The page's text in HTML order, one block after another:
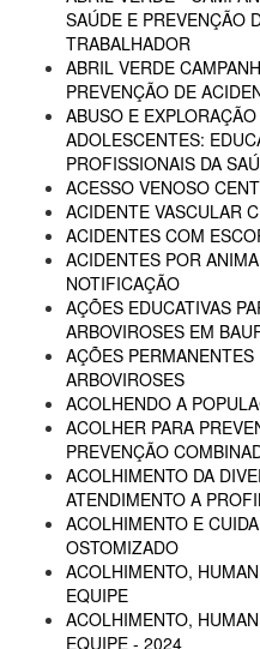
SAÚDE E PREVENÇÃO
TRABALHADOR
ABRIL VERDE
PREVENÇÃO DE
ABUSO E
ADOLESCENTES:
PROFISSIONAIS DA
ACESSO VENOSO
ACIDENTE VASCULAR
ACIDENTES COM
ACIDENTES POR
NOTIFICAÇÃO
AÇÕES EDUCATIVAS
ARBOVIROSES EM
AÇÕES
ARBOVIROSES
ACOLHENDO A
ACOLHER PARA
PREVENÇÃO
ACOLHIMENTO DA
ATENDIMENTO A
ACOLHIMENTO E
OSTOMIZADO
ACOLHIMENTO,
EQUIPE
ACOLHIMENTO,
EQUIPE - 2024